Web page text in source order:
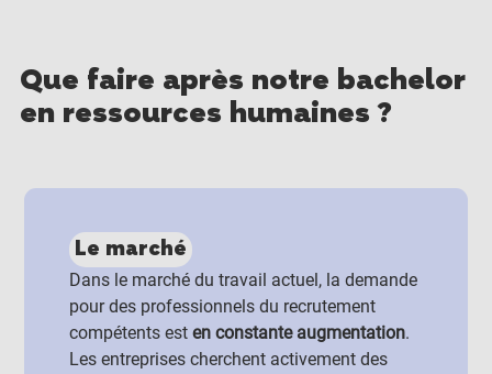
Que faire après notre bachelor
en ressources humaines ?
Le marché
Dans le marché du travail actuel, la demande
pour des professionnels du recrutement
compétents est en constante augmentation.
Les entreprises cherchent activement des